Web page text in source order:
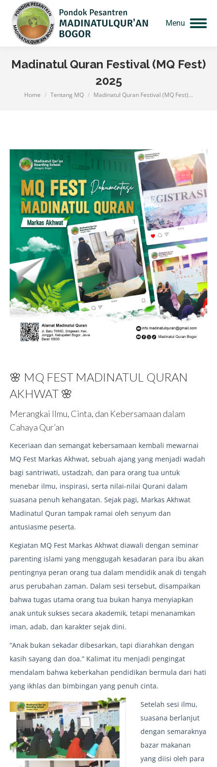
Menu
Madinatul Quran Festival (MQ Fest)
2025
You are here:
Home Tentang MQ Madinatul Quran Festival (MQ Fest)…
🌸 MQ FEST MADINATUL QURAN
AKHWAT 🌸
Merangkai Ilmu, Cinta, dan Kebersamaan dalam
Cahaya Qur’an
Keceriaan dan semangat kebersamaan kembali mewarnai
MQ Fest Markas Akhwat, sebuah ajang yang menjadi wadah
bagi santriwati, ustadzah, dan para orang tua untuk
menebar ilmu, inspirasi, serta nilai-nilai Qurani dalam
suasana penuh kehangatan. Sejak pagi, Markas Akhwat
Madinatul Quran tampak ramai oleh senyum dan
antusiasme peserta.
Kegiatan MQ Fest Markas Akhwat diawali dengan seminar
parenting islami yang menggugah kesadaran para ibu akan
pentingnya peran orang tua dalam mendidik anak di tengah
arus perubahan zaman. Dalam sesi tersebut, disampaikan
bahwa tugas utama orang tua bukan hanya menyiapkan
anak untuk sukses secara akademik, tetapi menanamkan
iman, adab, dan karakter sejak dini.
“Anak bukan sekadar dibesarkan, tapi diarahkan dengan
kasih sayang dan doa.” Kalimat itu menjadi pengingat
mendalam bahwa keberkahan pendidikan bermula dari hati
yang ikhlas dan bimbingan yang penuh cinta.
Setelah sesi ilmu,
suasana berlanjut
dengan semaraknya
bazar makanan
yang diisi oleh para